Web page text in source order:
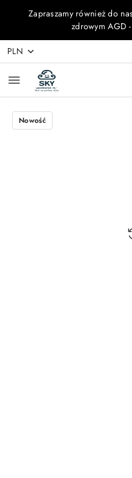
Przejdź do treści
Przejdź do
Przejdź do moje konto
Przejdź do menu
Przejdź do opisu
Przejdź do stopki
Zapraszamy również do
zdrowym AGD -
PLN
Nowość